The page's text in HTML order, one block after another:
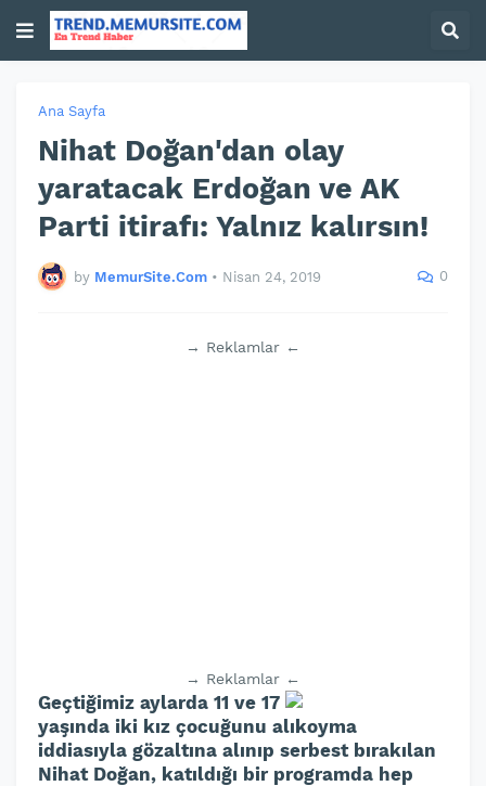
Ana Sayfa
Nihat Doğan'dan olay
yaratacak Erdoğan ve AK
Parti itirafı: Yalnız kalırsın!
by MemurSite.Com • Nisan 24, 2019 0
→ Reklamlar ←
→ Reklamlar ←
Geçtiğimiz aylarda 11 ve 17
yaşında iki kız çocuğunu alıkoyma
iddiasıyla gözaltına alınıp serbest bırakılan
Nihat Doğan, katıldığı bir programda hep